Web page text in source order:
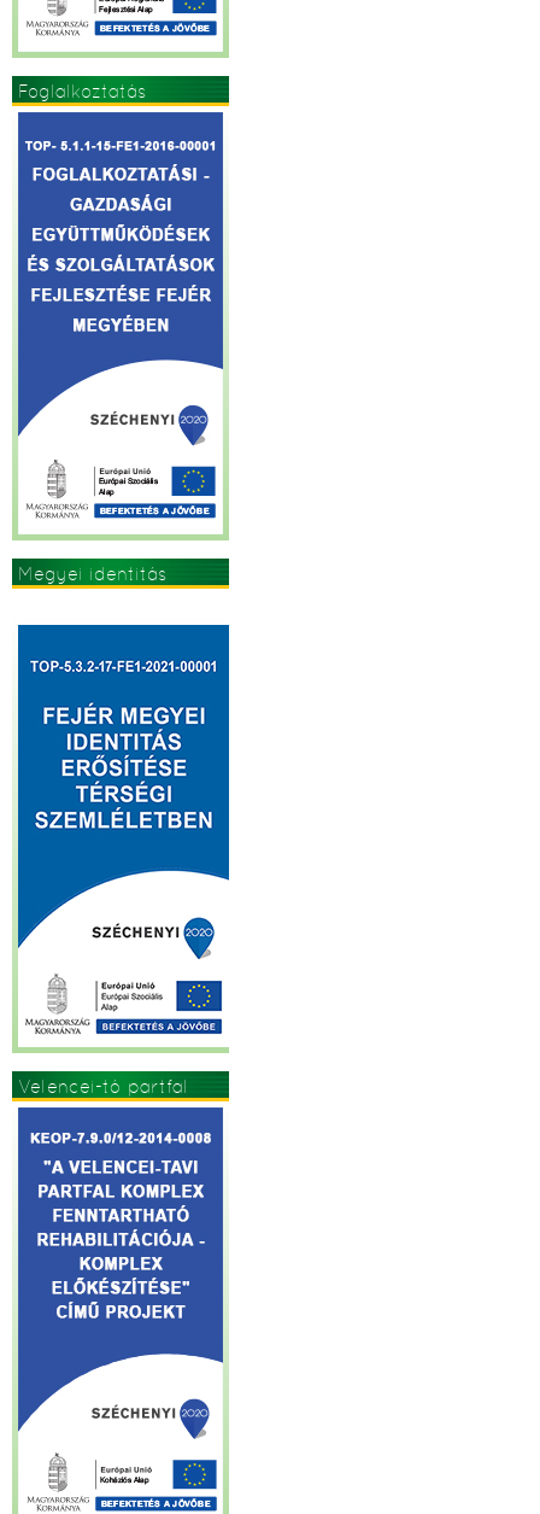
Foglalkoztatás
Megyei identitás
Velencei-tó partfal